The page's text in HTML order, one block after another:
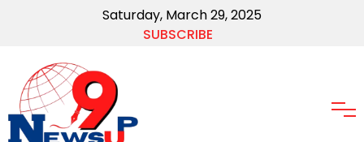
Saturday, March 29, 2025
SUBSCRIBE